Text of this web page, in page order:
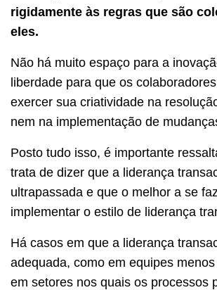
rigidamente às regras que são
eles.
Não há muito espaço para a
liberdade para que os
exercer sua criatividade na
nem na implementação de
Posto tudo isso, é importante
trata de dizer que a liderança
ultrapassada e que o melhor a se
implementar o estilo de liderança
Há casos em que a liderança
adequada, como em equipes
em setores nos quais os processos